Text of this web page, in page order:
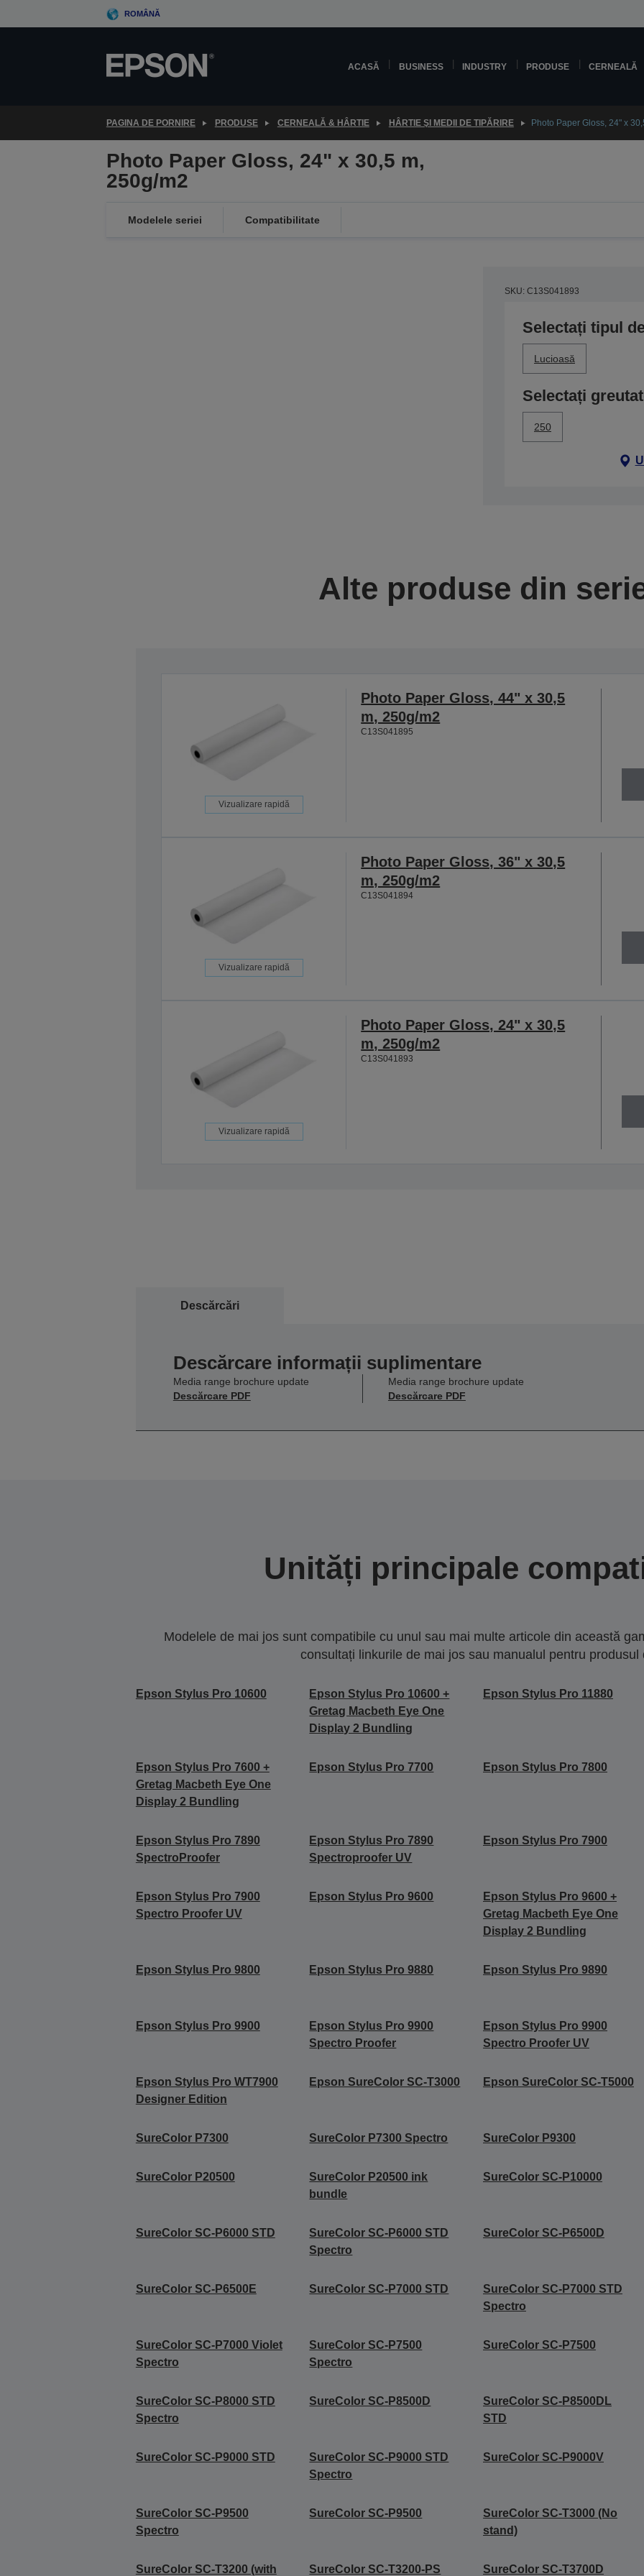
to
ROMÂNĂ
ACASĂ BUSINESS INDUSTRY PRODUSE CERNEALĂ
PAGINA DE PORNIRE PRODUSE CERNEALĂ & HÂRTIE HÂRTIE ŞI MEDII DE TIPĂRIRE Photo Paper Gloss, 24" x
Photo Paper Gloss, 24" x 30,5 m,
250g/m2
Modelele seriei Compatibilitate
SKU: C13S041893
Selectați tipul
Lucioasă
Selectați
250
Alte produse din
Vizualizare rapidă
Photo Paper Gloss, 44" x 30,5
m, 250g/m2
C13S041895
Vizualizare rapidă
Photo Paper Gloss, 36" x 30,5
m, 250g/m2
C13S041894
Vizualizare rapidă
Photo Paper Gloss, 24" x 30,5
m, 250g/m2
C13S041893
Descărcări
Descărcare informații suplimentare
Media range brochure update
Descărcare PDF
Media range brochure update
Descărcare PDF
Unități principale
Modelele de mai jos sunt compatibile cu unul sau mai multe articole din această
consultați linkurile de mai jos sau manualul pentru produsul
Epson Stylus Pro 10600
Epson Stylus Pro 10600 +
Gretag Macbeth Eye One
Display 2 Bundling
Epson Stylus Pro 11880
Epson Stylus Pro 7600 +
Gretag Macbeth Eye One
Display 2 Bundling
Epson Stylus Pro 7700 Epson Stylus Pro 7800
Epson Stylus Pro 7890
SpectroProofer
Epson Stylus Pro 7890
Spectroproofer UV
Epson Stylus Pro 7900
Epson Stylus Pro 7900
Spectro Proofer UV
Epson Stylus Pro 9600
Epson Stylus Pro 9600 +
Gretag Macbeth Eye One
Display 2 Bundling
Epson Stylus Pro 9800 Epson Stylus Pro 9880 Epson Stylus Pro 9890
Epson Stylus Pro 9900
Epson Stylus Pro 9900
Spectro Proofer
Epson Stylus Pro 9900
Spectro Proofer UV
Epson Stylus Pro WT7900
Designer Edition
Epson SureColor SC-T3000 Epson SureColor SC-T5000
SureColor P7300 SureColor P7300 Spectro SureColor P9300
SureColor P20500
SureColor P20500 ink
bundle
SureColor SC-P10000
SureColor SC-P6000 STD
SureColor SC-P6000 STD
Spectro
SureColor SC-P6500D
SureColor SC-P6500E SureColor SC-P7000 STD
SureColor SC-P7000 STD
Spectro
SureColor SC-P7000 Violet
Spectro
SureColor SC-P7500
Spectro
SureColor SC-P7500
SureColor SC-P8000 STD
Spectro
SureColor SC‑P8500D
SureColor SC-P8500DL
STD
SureColor SC-P9000 STD
SureColor SC-P9000 STD
Spectro
SureColor SC-P9000V
SureColor SC-P9500
Spectro
SureColor SC-P9500
SureColor SC-T3000 (No
stand)
SureColor SC-T3200 (with SureColor SC-T3200-PS SureColor SC-T3700D